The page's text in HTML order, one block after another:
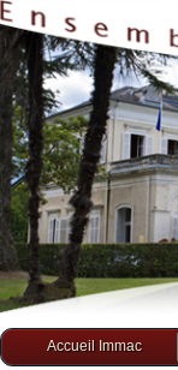
Accueil Immac